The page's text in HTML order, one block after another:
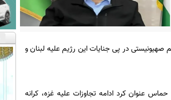
در پی جنایات این رژیم علیه لبنان و
عنوان کرد ادامه تجاوزات علیه غزه، کرانه